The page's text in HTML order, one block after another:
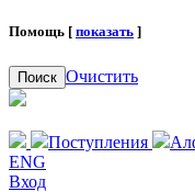
Помощь [ показать ]
Поиск Очистить
Поступления
ENG
Вход